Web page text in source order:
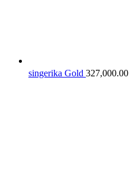
singerika Gold 327,000.00